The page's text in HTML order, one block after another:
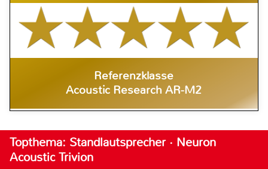
Referenzklasse
Acoustic Research AR-M2
Topthema: Standlautsprecher · Neuron
Acoustic Trivion